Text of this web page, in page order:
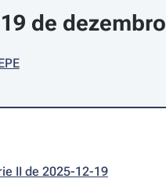
de dezembro
II de 2025-12-19